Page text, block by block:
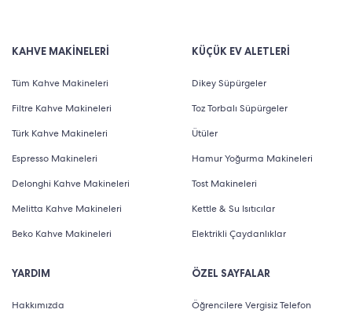
KAHVE MAKİNELERİ
Tüm Kahve Makineleri
Filtre Kahve Makineleri
Türk Kahve Makineleri
Espresso Makineleri
Delonghi Kahve Makineleri
Melitta Kahve Makineleri
Beko Kahve Makineleri
YARDIM
Hakkımızda
KÜÇÜK EV ALETLERİ
Dikey Süpürgeler
Toz Torbalı Süpürgeler
Ütüler
Hamur Yoğurma Makineleri
Tost Makineleri
Kettle & Su Isıtıcılar
Elektrikli Çaydanlıklar
ÖZEL SAYFALAR
Öğrencilere Vergisiz Telefon